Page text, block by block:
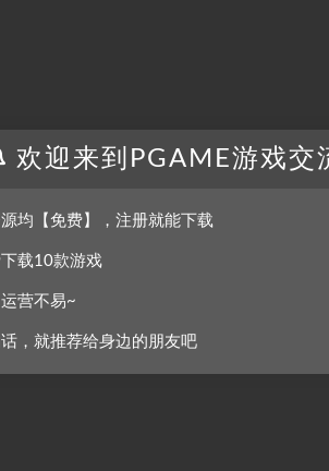
欢迎来到PGAME游戏交
均【免费】，注册就能下载
载10款游戏
营不易~
，就推荐给身边的朋友吧